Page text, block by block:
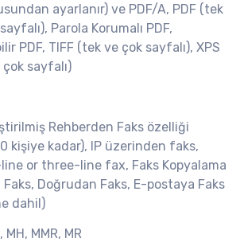
ayarlanır) ve PDF/A, PDF (tek
Parola Korumalı PDF,
PDF, TIFF (tek ve çok sayfalı), XPS
sayfalı)
Rehberden Faks özelliği
kişiye kadar), IP üzerinden faks,
or three-line fax, Faks Kopyalama
Faks, Doğrudan Faks, E-postaya Faks
dahil)
MH, MMR, MR